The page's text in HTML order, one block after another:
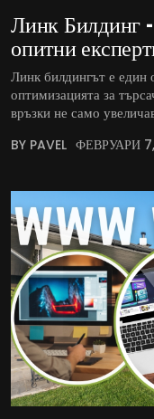
Линк Билдинг
опитни
Линк билдингът е един
оптимизацията за
връзки не само
BY PAVEL ФЕВРУАРИ